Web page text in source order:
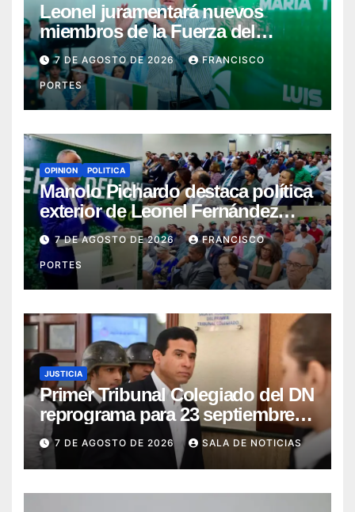
Leonel juramentará nuevos
miembros de la Fuerza del
Pueblo en la capital este sábado
y el domingo en la provincia
Duarte
7 DE AGOSTO DE 2026 FRANCISCO
PORTES
OPINION POLITICA
Manolo Pichardo destaca política
exterior de Leonel Fernández
como referente de liderazgo y
defensa del interés nacional
7 DE AGOSTO DE 2026 FRANCISCO
PORTES
JUSTICIA
Primer Tribunal Colegiado del DN
reprograma para 23 septiembre
lectura íntegra de sentencia
contra Adán Cáceres y
coimputados
7 DE AGOSTO DE 2026 SALA DE NOTICIAS